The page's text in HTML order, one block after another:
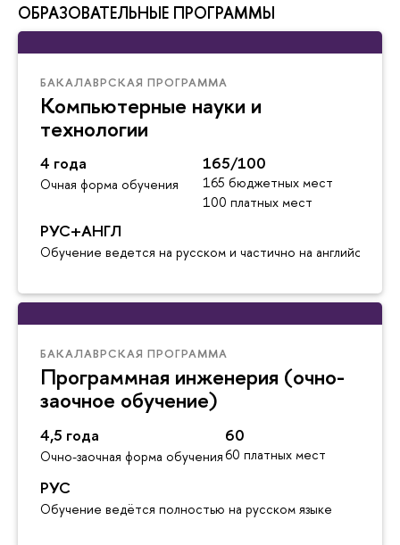
ОБРАЗОВАТЕЛЬНЫЕ ПРОГРАММЫ
БАКАЛАВРСКАЯ ПРОГРАММА
Компьютерные науки и
технологии
4 года
Очная форма обучения
165/100
165 бюджетных мест
100 платных мест
РУС+АНГЛ
Обучение ведется на русском и частично на английском
БАКАЛАВРСКАЯ ПРОГРАММА
Программная инженерия (очно-
заочное обучение)
4,5 года
Очно-заочная форма обучения
60
60 платных мест
РУС
Обучение ведётся полностью на русском языке